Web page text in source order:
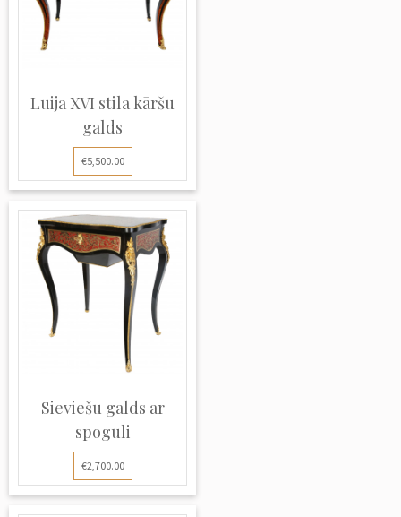
Luija XVI stila kāršu
galds
€5,500.00
Sieviešu galds ar
spoguli
€2,700.00